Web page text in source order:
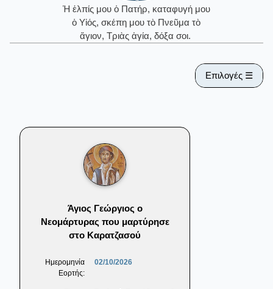
Ἡ ἐλπίς μου ὁ Πατήρ, καταφυγή μου
ὁ Υἱός, σκέπη μου τὸ Πνεῦμα τὸ
ἅγιον, Τριὰς ἁγία, δόξα σοι.
Επιλογές ☰
Άγιος Γεώργιος ο
Νεομάρτυρας που μαρτύρησε
στο Καρατζασού
Ημερομηνία
Εορτής:
02/10/2026